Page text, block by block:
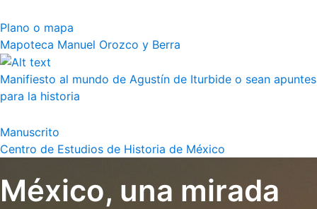
Plano o mapa
Mapoteca Manuel Orozco y Berra
Manifiesto al mundo de Agustín de Iturbide o sean apuntes
para la historia
Manuscrito
Centro de Estudios de Historia de México
México, una mirada